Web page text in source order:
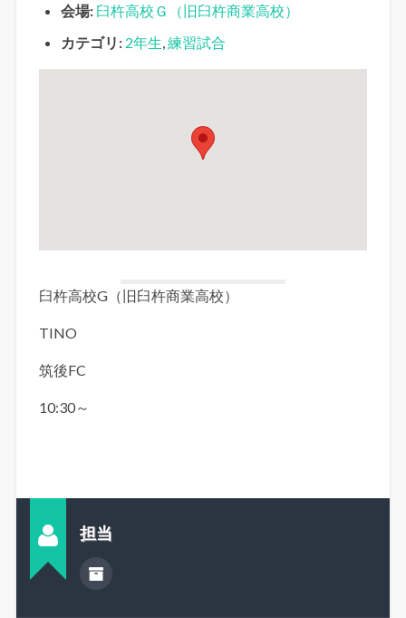
会場: 臼杵高校Ｇ（旧臼杵商業高校）
カテゴリ: 2年生 練習試合
臼杵高校G（旧臼杵商業高校）
TINO
筑後FC
10:30～
担当